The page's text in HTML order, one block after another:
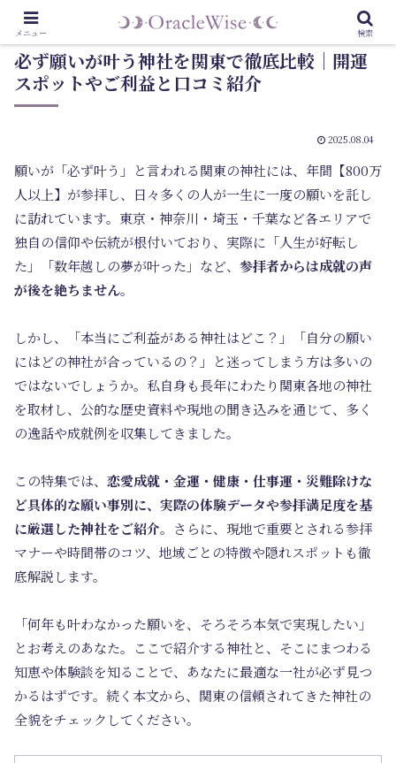
必ず願いが叶う神社を関東で徹底比較｜開運
スポットやご利益と口コミ紹介
2025.08.04
願いが「必ず叶う」と言われる関東の神社には、年間【800万
人以上】が参拝し、日々多くの人が一生に一度の願いを託し
に訪れています。東京・神奈川・埼玉・千葉など各エリアで
独自の信仰や伝統が根付いており、実際に「人生が好転し
た」「数年越しの夢が叶った」など、 参拝者からは成就の声
が後を絶ちません。
しかし、「本当にご利益がある神社はどこ？」「自分の願い
にはどの神社が合っているの？」と迷ってしまう方は多いの
ではないでしょうか。私自身も長年にわたり関東各地の神社
を取材し、公的な歴史資料や現地の聞き込みを通じて、多く
の逸話や成就例を収集してきました。
この特集では、 恋愛成就・金運・健康・仕事運・災難除けな
ど具体的な願い事別に、実際の体験データや参拝満足度を基
に厳選した神社をご紹介。さらに、現地で重要とされる参拝
マナーや時間帯のコツ、地域ごとの特徴や隠れスポットも徹
底解説します。
「何年も叶わなかった願いを、そろそろ本気で実現したい」
とお考えのあなた。ここで紹介する神社と、そこにまつわる
知恵や体験談を知ることで、あなたに最適な一社が必ず見つ
かるはずです。続く本文から、関東の信頼されてきた神社の
全貌をチェックしてください。
メニュー 検索